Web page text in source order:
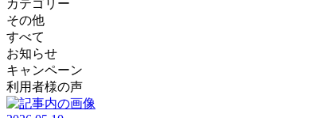
カテゴリー
その他
すべて
お知らせ
キャンペーン
利用者様の声